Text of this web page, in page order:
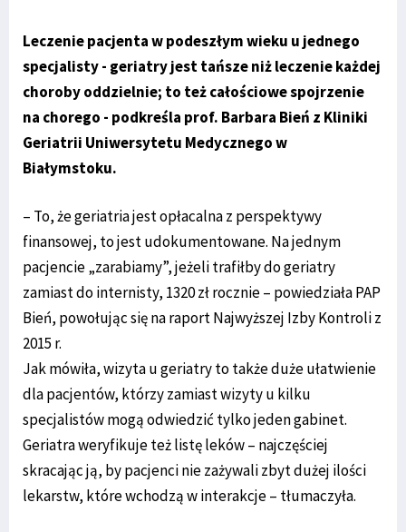
Leczenie pacjenta w podeszłym wieku u jednego
specjalisty - geriatry jest tańsze niż leczenie każdej
choroby oddzielnie; to też całościowe spojrzenie
na chorego - podkreśla prof. Barbara Bień z Kliniki
Geriatrii Uniwersytetu Medycznego w
Białymstoku.
– To, że geriatria jest opłacalna z perspektywy
finansowej, to jest udokumentowane. Na jednym
pacjencie „zarabiamy”, jeżeli trafiłby do geriatry
zamiast do internisty, 1320 zł rocznie – powiedziała PAP
Bień, powołując się na raport Najwyższej Izby Kontroli z
2015 r.
Jak mówiła, wizyta u geriatry to także duże ułatwienie
dla pacjentów, którzy zamiast wizyty u kilku
specjalistów mogą odwiedzić tylko jeden gabinet.
Geriatra weryfikuje też listę leków – najczęściej
skracając ją, by pacjenci nie zażywali zbyt dużej ilości
lekarstw, które wchodzą w interakcje – tłumaczyła.